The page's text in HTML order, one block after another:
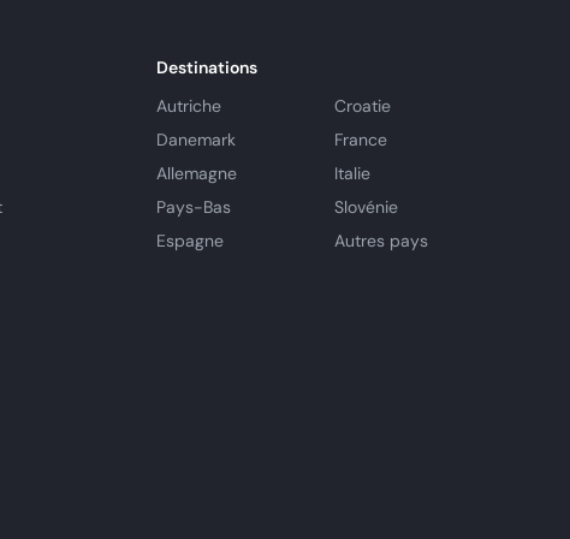
Destinations
Autriche
Croatie
Danemark
France
Allemagne
Italie
Pays-Bas
Slovénie
Espagne
Autres pays